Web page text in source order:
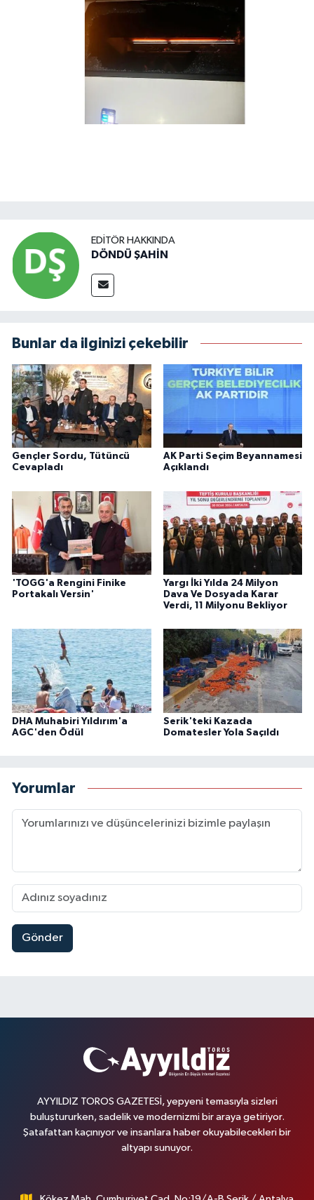
EDITÖR HAKKINDA
DÖNDÜ ŞAHİN
Bunlar da ilginizi çekebilir
Gençler Sordu, Tütüncü
Cevapladı
AK Parti Seçim Beyannamesi
Açıklandı
'TOGG'a Rengini Finike
Portakalı Versin'
Yargı İki Yılda 24 Milyon
Dava Ve Dosyada Karar
Verdi, 11 Milyonu Bekliyor
DHA Muhabiri Yıldırım'a
AGC'den Ödül
Serik'teki Kazada
Domatesler Yola Saçıldı
Yorumlar
Gönder
AYYILDIZ TOROS GAZETESİ, yepyeni temasıyla sizleri
buluştururken, sadelik ve modernizmi bir araya getiriyor.
Şatafattan kaçınıyor ve insanlara haber okuyabilecekleri bir
altyapı sunuyor.